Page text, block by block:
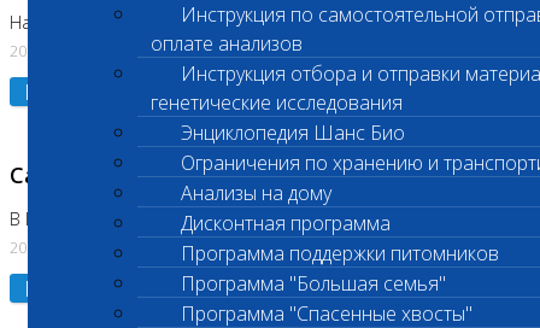
Инструкция по самостоятельной
оплате анализов
Инструкция отбора и отправки
генетические исследования
Энциклопедия Шанс Био
Ограничения по хранению и
Анализы на дому
Дисконтная программа
Программа поддержки питомников
Программа "Большая семья"
Программа "Спасенные хвосты"
На Нагорной
20.07.2026
Подробнее
Санитарный день
В Коломне 20.07.2026
20.07.2026
Подробнее